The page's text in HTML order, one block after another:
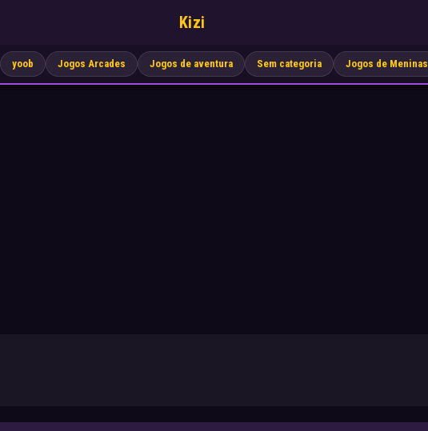
Kizi
yoob Jogos Arcades Jogos de aventura Sem categoria Jogos de Meninas